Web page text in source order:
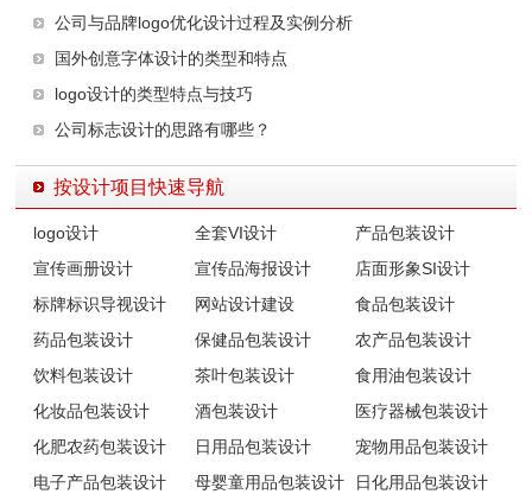
公司与品牌logo优化设计过程及实例分析
国外创意字体设计的类型和特点
logo设计的类型特点与技巧
公司标志设计的思路有哪些？
按设计项目快速导航
logo设计 全套VI设计
产品包装设计
宣传画册设计
宣传品海报设计
店面形象SI设计
标牌标识导视设计
网站设计建设
食品包装设计
药品包装设计
保健品包装设计
农产品包装设计
饮料包装设计
茶叶包装设计
食用油包装设计
化妆品包装设计
酒包装设计
医疗器械包装设计
化肥农药包装设计
日用品包装设计
宠物用品包装设计
电子产品包装设计
母婴童用品包装设计
日化用品包装设计